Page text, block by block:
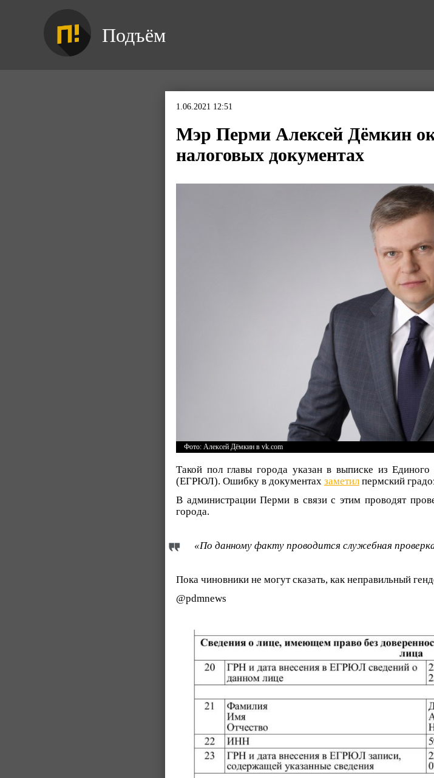
Подъём
1.06.2021 12:51
Мэр Перми Алексей Дёмкин
налоговых документах
Фото: Алексей Дёмкин в vk.com
Такой пол главы города указан в выписке из
(ЕГРЮЛ). Ошибку в документах заметил пермский
В администрации Перми в связи с этим проводят
города.
«По данному факту проводится служебная
Пока чиновники не могут сказать, как неправильный
@pdmnews